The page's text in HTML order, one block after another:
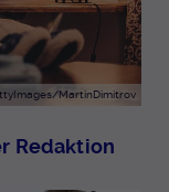
MartinDimitrov
Redaktion